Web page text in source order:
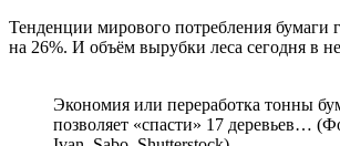
Тенденции мирового потребления бумаги
на 26%. И объём вырубки леса сегодня в
Экономия или переработка тонны
позволяет «спасти» 17 деревьев…